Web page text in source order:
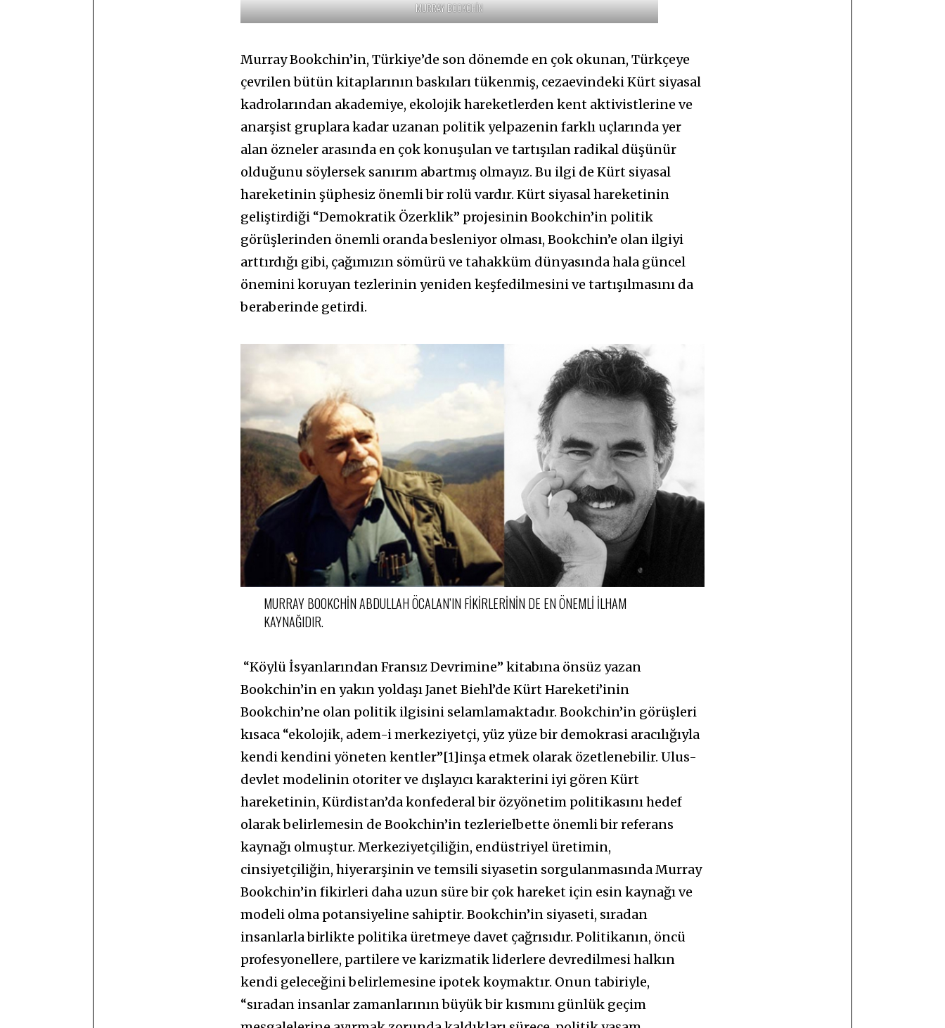
MURRAY BOOKCHIN
Murray Bookchin’in, Türkiye’de son dönemde en çok okunan, Türkçeye
çevrilen bütün kitaplarının baskıları tükenmiş, cezaevindeki Kürt siyasal
kadrolarından akademiye, ekolojik hareketlerden kent aktivistlerine ve
anarşist gruplara kadar uzanan politik yelpazenin farklı uçlarında yer
alan özneler arasında en çok konuşulan ve tartışılan radikal düşünür
olduğunu söylersek sanırım abartmış olmayız. Bu ilgi de Kürt siyasal
hareketinin şüphesiz önemli bir rolü vardır. Kürt siyasal hareketinin
geliştirdiği “Demokratik Özerklik” projesinin Bookchin’in politik
görüşlerinden önemli oranda besleniyor olması, Bookchin’e olan ilgiyi
arttırdığı gibi, çağımızın sömürü ve tahakküm dünyasında hala güncel
önemini koruyan tezlerinin yeniden keşfedilmesini ve tartışılmasını da
beraberinde getirdi.
MURRAY BOOKCHIN ABDULLAH ÖCALAN’IN FIKIRLERININ DE EN ÖNEMLI ILHAM
KAYNAĞIDIR.
“Köylü İsyanlarından Fransız Devrimine” kitabına önsüz yazan
Bookchin’in en yakın yoldaşı Janet Biehl’de Kürt Hareketi’inin
Bookchin’ne olan politik ilgisini selamlamaktadır. Bookchin’in görüşleri
kısaca “ekolojik, adem-i merkeziyetçi, yüz yüze bir demokrasi aracılığıyla
kendi kendini yöneten kentler”[1]inşa etmek olarak özetlenebilir. Ulus-
devlet modelinin otoriter ve dışlayıcı karakterini iyi gören Kürt
hareketinin, Kürdistan’da konfederal bir özyönetim politikasını hedef
olarak belirlemesin de Bookchin’in tezlerielbette önemli bir referans
kaynağı olmuştur. Merkeziyetçiliğin, endüstriyel üretimin,
cinsiyetçiliğin, hiyerarşinin ve temsili siyasetin sorgulanmasında Murray
Bookchin’in fikirleri daha uzun süre bir çok hareket için esin kaynağı ve
modeli olma potansiyeline sahiptir. Bookchin’in siyaseti, sıradan
insanlarla birlikte politika üretmeye davet çağrısıdır. Politikanın, öncü
profesyonellere, partilere ve karizmatik liderlere devredilmesi halkın
kendi geleceğini belirlemesine ipotek koymaktır. Onun tabiriyle,
“sıradan insanlar zamanlarının büyük bir kısmını günlük geçim